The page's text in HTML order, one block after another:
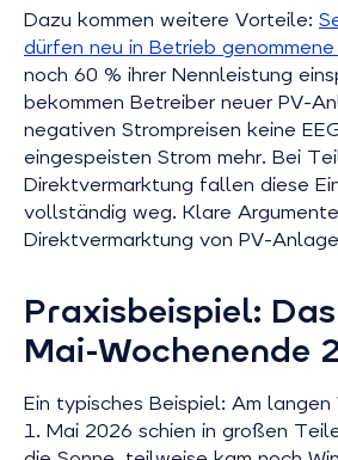
Dazu kommen weitere Vorteile:
dürfen neu in Betrieb
noch 60 % ihrer Nennleistung
bekommen Betreiber neuer PV-
negativen Strompreisen keine
eingespeisten Strom mehr. Bei
Direktvermarktung fallen diese
vollständig weg. Klare
Direktvermarktung von PV-
Praxisbeispiel:
Mai-Wochenende
Ein typisches Beispiel: Am
1. Mai 2026 schien in großen